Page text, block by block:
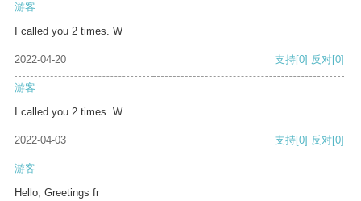
游客
I called you 2 times. W
2022-04-20 支持[0] 反对[0]
游客
I called you 2 times. W
2022-04-03 支持[0] 反对[0]
游客
Hello, Greetings fr